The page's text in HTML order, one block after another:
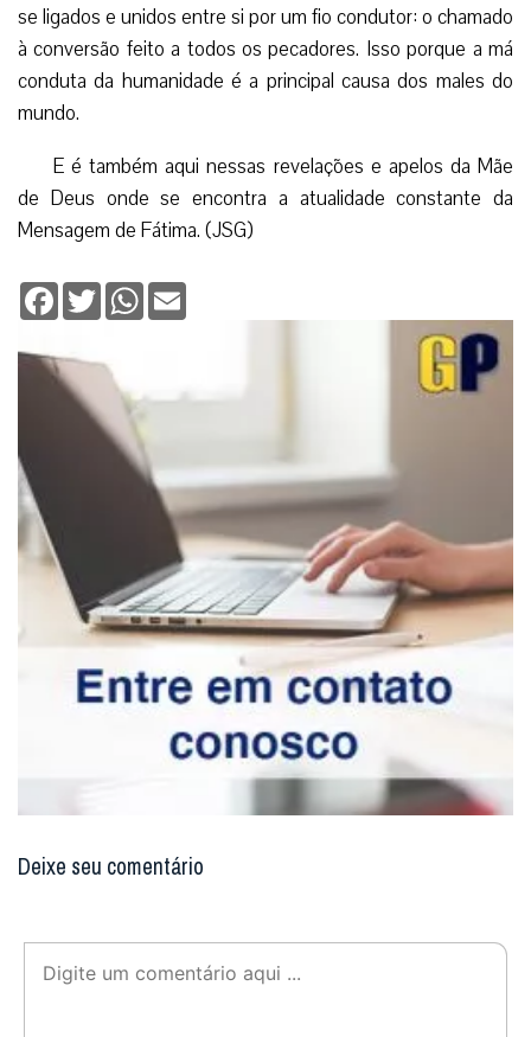
se ligados e unidos entre si por um fio condutor: o chamado
à conversão feito a todos os pecadores. Isso porque a má
conduta da humanidade é a principal causa dos males do
mundo.
E é também aqui nessas revelações e apelos da Mãe
de Deus onde se encontra a atualidade constante da
Mensagem de Fátima. (JSG)
Facebook
TwitterWhatsApp
Deixe seu comentário